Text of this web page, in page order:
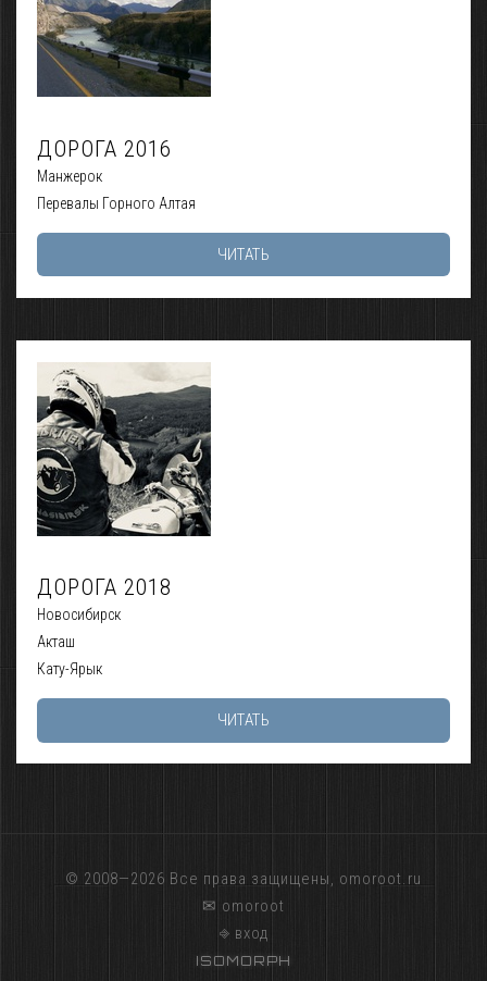
ДОРОГА 2016
Манжерок
Перевалы Горного Алтая
ЧИТАТЬ
ДОРОГА 2018
Новосибирск
Акташ
Кату-Ярык
ЧИТАТЬ
© 2008—2026 Все права защищены, omoroot.ru
✉ omoroot
⎆ вход
ISOMORPH